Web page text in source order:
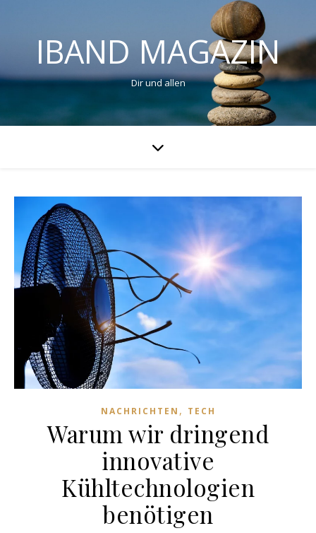
IBAND MAGAZIN
Dir und allen
NACHRICHTEN , TECH
Warum wir dringend
innovative
Kühltechnologien
benötigen